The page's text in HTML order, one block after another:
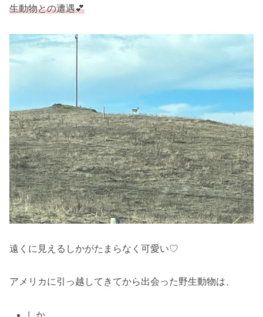
生動物との遭遇💕
遠くに見えるしかがたまらなく可愛い♡
アメリカに引っ越してきてから出会った野生動物は、